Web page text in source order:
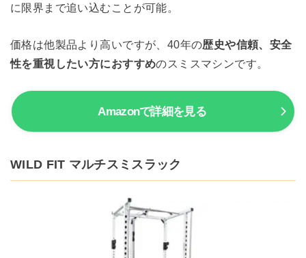
に限界まで追い込むことが可能。
価格は他製品より高いですが、40年の歴史や信頼、安全
性を重視したい方におすすめのスミスマシンです。
Amazonで詳細を見る
WILD FIT マルチスミスラック